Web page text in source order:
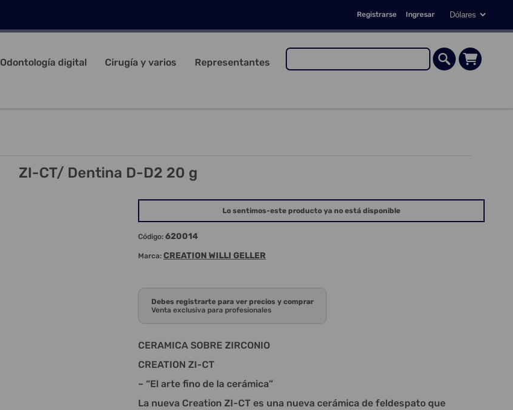
Registrarse Ingresar
Odontología digital Cirugía y varios Representantes
ZI-CT/ Dentina D-D2 20 g
Lo sentimos-este producto ya no está disponible
Código: 620014
Marca: CREATION WILLI GELLER
Debes registrarte para ver precios y comprar
Venta exclusiva para profesionales
CERAMICA SOBRE ZIRCONIO
CREATION ZI-CT
– “El arte fino de la cerámica”
La nueva Creation ZI-CT es una nueva cerámica de feldespato que